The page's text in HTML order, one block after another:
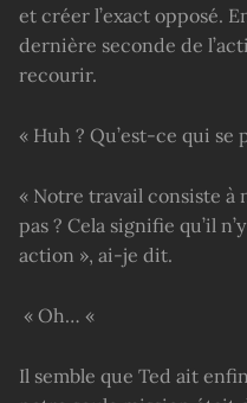
et créer l’exact opposé.
dernière seconde de
recourir.
« Huh ? Qu’est-ce qui se
« Notre travail consiste à
pas ? Cela signifie qu’il
action », ai-je dit.
« Oh… «
Il semble que Ted ait